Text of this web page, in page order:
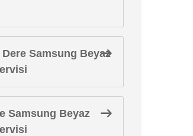
Dere Samsung Beyaz
Samsung Beyaz